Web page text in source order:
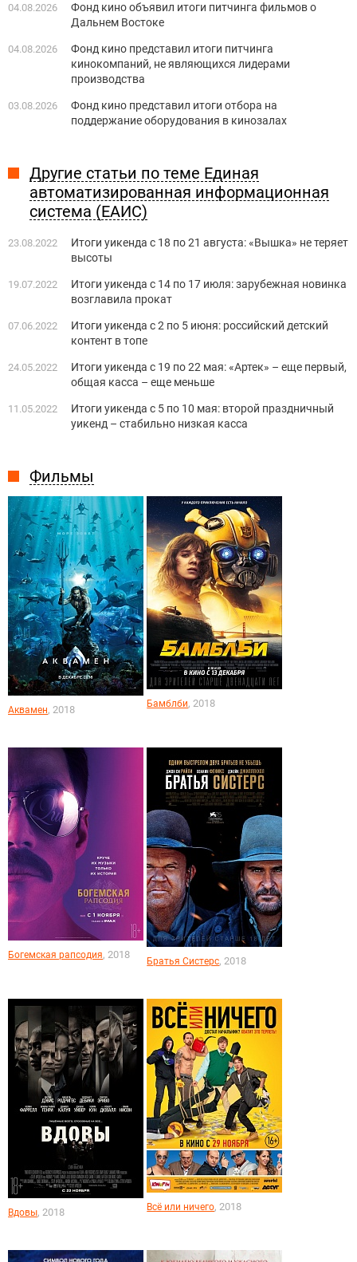
Фильмы
Аквамен, 2018 Бамблби, 2018
Богемская рапсодия, 2018
Братья Систерс, 2018
Вдовы, 2018 Всё или ничего, 2018
04.08.2026
Фонд кино объявил итоги питчинга фильмов о
Дальнем Востоке
04.08.2026
Фонд кино представил итоги питчинга
кинокомпаний, не являющихся лидерами
производства
03.08.2026
Фонд кино представил итоги отбора на
поддержание оборудования в кинозалах
Другие статьи по теме Единая
автоматизированная информационная
система (ЕАИС)
23.08.2022
Итоги уикенда с 18 по 21 августа: «Вышка» не теряет
высоты
19.07.2022
Итоги уикенда с 14 по 17 июля: зарубежная новинка
возглавила прокат
07.06.2022
Итоги уикенда с 2 по 5 июня: российский детский
контент в топе
24.05.2022
Итоги уикенда с 19 по 22 мая: «Артек» – еще первый,
общая касса – еще меньше
11.05.2022
Итоги уикенда с 5 по 10 мая: второй праздничный
уикенд – стабильно низкая касса